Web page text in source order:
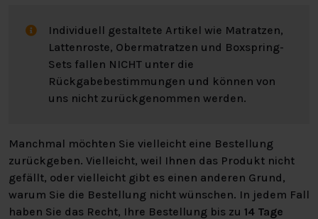
Individuell gestaltete Artikel wie Matratzen,
Lattenroste, Obermatratzen und Boxspring-
Sets fallen NICHT unter die
Rückgabebestimmungen und können von
uns nicht zurückgenommen werden.
Manchmal möchten Sie vielleicht eine Bestellung
zurückgeben. Vielleicht, weil Ihnen das Produkt nicht
gefällt, oder vielleicht gibt es einen anderen Grund,
warum Sie die Bestellung nicht wünschen. In jedem Fall
haben Sie das Recht, Ihre Bestellung bis zu 14 Tage